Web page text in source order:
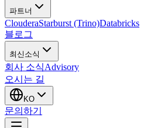
파트너
ClouderaStarburst (Trino)Databricks
블로그
최신소식
회사 소식Advisory
오시는 길
KO
문의하기